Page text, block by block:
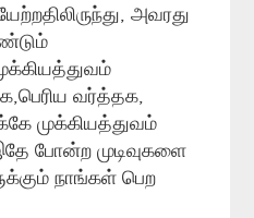
அவரது
வர்த்தக,
முக்கியத்துவம்
போன்ற முடிவுகளை
நாங்கள் பெற